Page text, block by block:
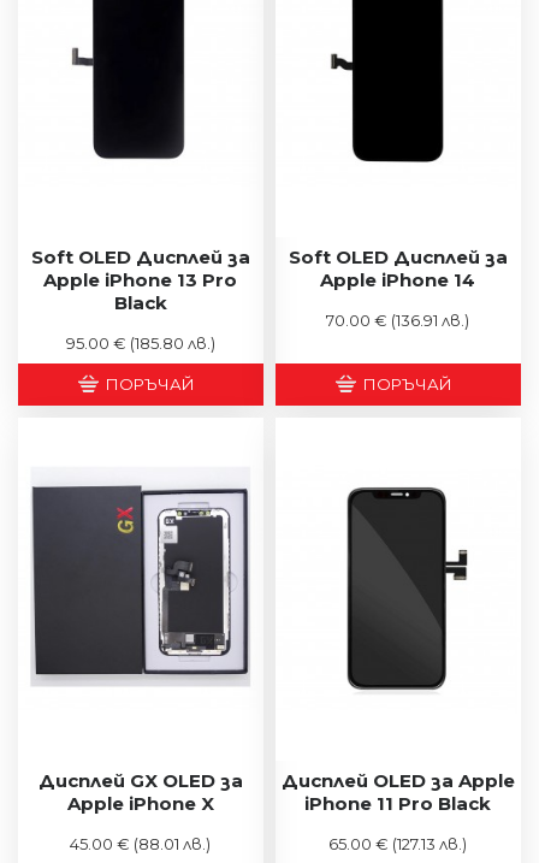
Soft OLED Дисплей за
Apple iPhone 13 Pro
Black
95.00 € (185.80 лв.)
ПОРЪЧАЙ
Soft OLED Дисплей за
Apple iPhone 14
70.00 € (136.91 лв.)
ПОРЪЧАЙ
Дисплей GX OLED за
Apple iPhone X
45.00 € (88.01 лв.)
Дисплей OLED за Apple
iPhone 11 Pro Black
65.00 € (127.13 лв.)